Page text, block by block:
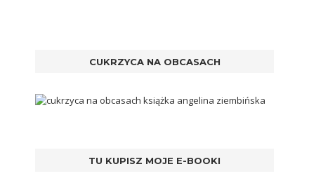
CUKRZYCA NA OBCASACH
TU KUPISZ MOJE E-BOOKI